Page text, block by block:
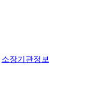
소장기관정보